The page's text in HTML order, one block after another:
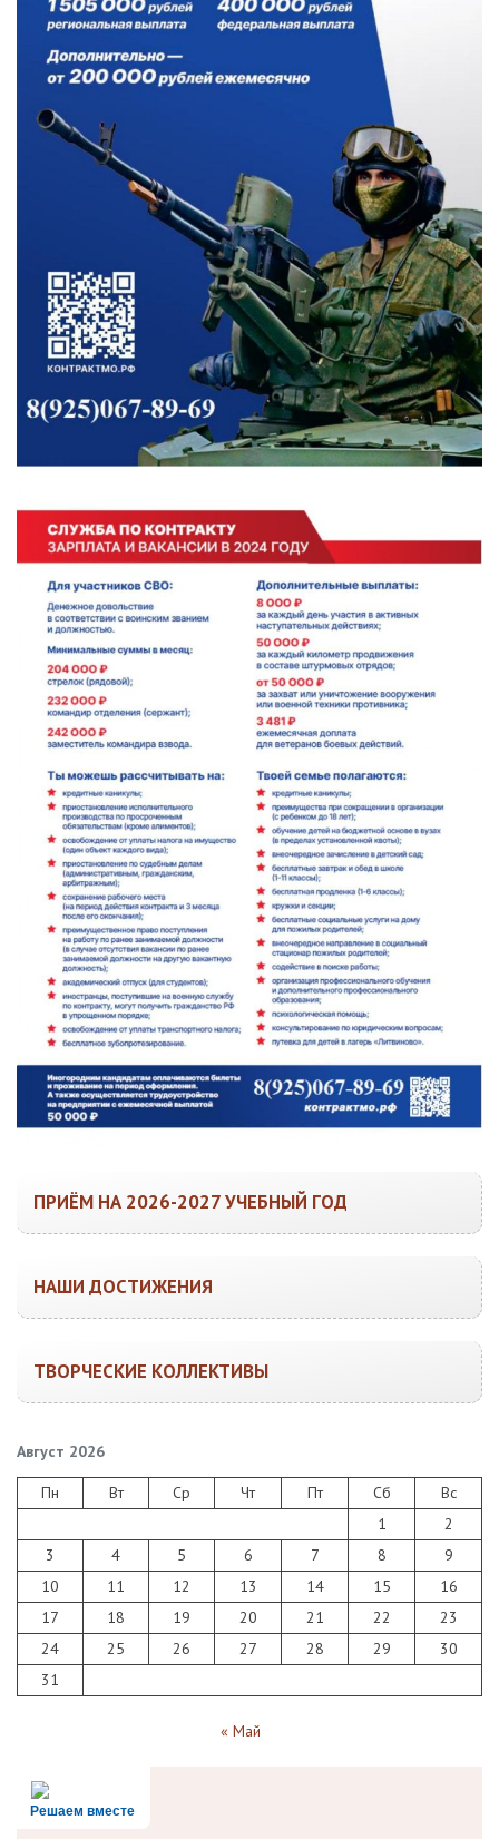
ПРИЁМ НА 2026-2027 УЧЕБНЫЙ ГОД
НАШИ ДОСТИЖЕНИЯ
ТВОРЧЕСКИЕ КОЛЛЕКТИВЫ
Август 2026
Пн Вт Ср Чт Пт Сб
Вс
1
2
3
4 5 6 7 8
9
10
11 12 13 14 15
16
17
18 19 20 21 22
23
24
25 26 27 28 29
30
31
« Май
Решаем вместе